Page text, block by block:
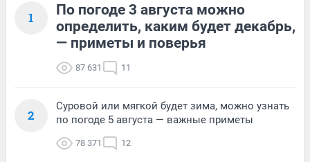
1
По погоде 3 августа можно
определить, каким будет декабрь,
— приметы и поверья
87 631 11
2
Суровой или мягкой будет зима, можно узнать
по погоде 5 августа — важные приметы
78 371 12